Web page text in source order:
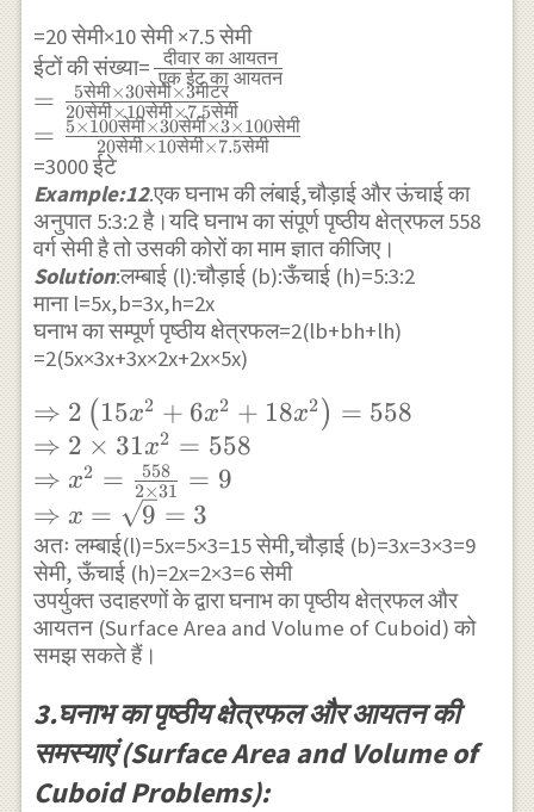
\times 2
\times 2
\times 2
\times 2
\Rightarrow
\text{ भुजा }=2
\times 2
\text{ मीटर }
=20 सेमी×10 सेमी ×7.5 सेमी
ईटों की संख्या=\frac{ \text{
दीवार का
आयतन}}
{\text{ एक ईट
का आयतन}} \\
=\frac{ 5
सेमी×30 सेमी×3
मीटर}{20
सेमी×10
सेमी×7.5 सेमी}
=\frac{5×100
सेमी×30
सेमी×3×100
सेमी}{20
सेमी×10
सेमी×7.5 सेमी}
एक ईट का आयतन
दीवार का आयतन
= 20सेमी×10सेमी×7.5सेमी
5सेमी×30सेमी×3मीटर
= 20सेमी×10सेमी×7.5सेमी
5×100सेमी×30सेमी×3×100सेमी
=3000 ईटे
Example:12.एक घनाभ की लंबाई,चौड़ाई और ऊंचाई का
अनुपात 5:3:2 है।यदि घनाभ का संपूर्ण पृष्ठीय क्षेत्रफल 558
वर्ग सेमी है तो उसकी कोरों का माम ज्ञात कीजिए।
Solution:लम्बाई (l):चौड़ाई (b):ऊँचाई (h)=5:3:2
माना l=5x,b=3x,h=2x
घनाभ का सम्पूर्ण पृष्ठीय क्षेत्रफल=2(lb+bh+lh)
=2(5x×3x+3x×2x+2x×5x)
\Rightarrow
2\left(15 x^{2}+6
x^{2}+18
x^{2}\right)=558
\\ \Rightarrow 2
\times 31
x^{2}=558 \\
\Rightarrow
x^{2}=\frac{558}
{2 \times 31}=9
\\ \Rightarrow
x=\sqrt{9}=3
⇒ 2 ( 15x2 + 6x2 + 18x2 ) = 558
⇒ 2 × 31x2 = 558
⇒ x2 = 2×31
558 = 9
⇒ x = 9 = 3
अतः लम्बाई(l)=5x=5×3=15 सेमी,चौड़ाई (b)=3x=3×3=9
सेमी, ऊँचाई (h)=2x=2×3=6 सेमी
उपर्युक्त उदाहरणों के द्वारा घनाभ का पृष्ठीय क्षेत्रफल और
आयतन (Surface Area and Volume of Cuboid) को
समझ सकते हैं।
3.घनाभ का पृष्ठीय क्षेत्रफल और आयतन की
समस्याएं (Surface Area and Volume of
Cuboid Problems):